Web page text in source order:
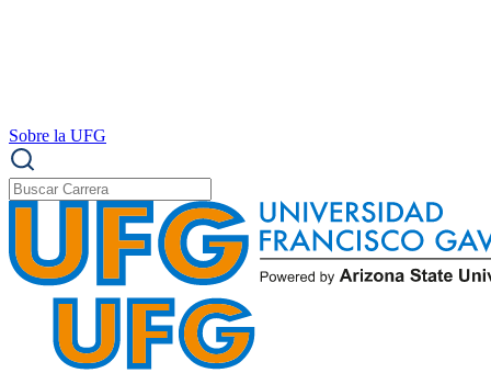
Sobre la UFG